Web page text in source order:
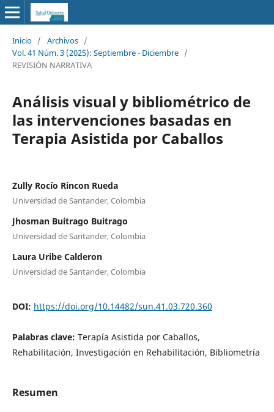
Inicio / Archivos /
Vol. 41 Núm. 3 (2025): Septiembre - Diciembre /
REVISIÓN NARRATIVA
Análisis visual y bibliométrico de
las intervenciones basadas en
Terapia Asistida por Caballos
Zully Rocío Rincon Rueda
Universidad de Santander, Colombia
Jhosman Buitrago Buitrago
Universidad de Santander, Colombia
Laura Uribe Calderon
Universidad de Santander, Colombia
DOI: https://doi.org/10.14482/sun.41.03.720.360
Palabras clave: Terapía Asistida por Caballos,
Rehabilitación, Investigación en Rehabilitación, Bibliometría
Resumen